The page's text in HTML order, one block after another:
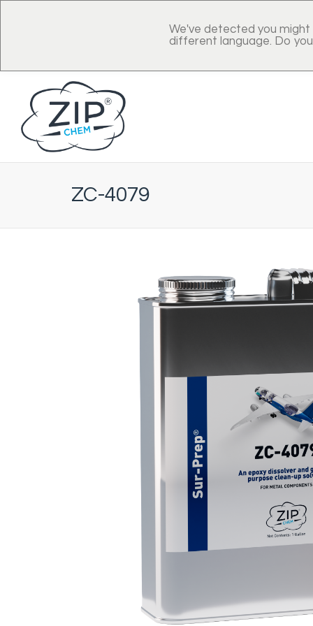
We've detected you might
different language. Do
ZC-4079